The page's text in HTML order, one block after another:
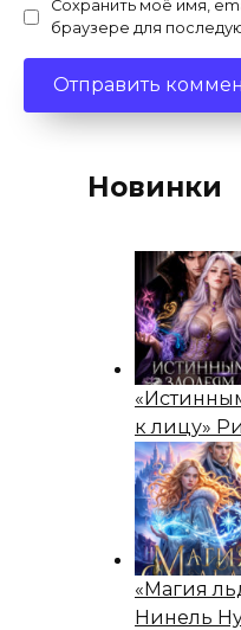
Сохранить моё имя,
браузере для
Новинки
к лицу»
«Магия
Нинель